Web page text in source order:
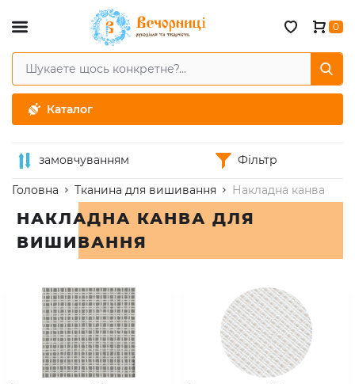
Каталог
0
замовчуванням Фільтр
Головна Тканина для вишивання Накладна канва
НАКЛАДНА КАНВА ДЛЯ
ВИШИВАННЯ